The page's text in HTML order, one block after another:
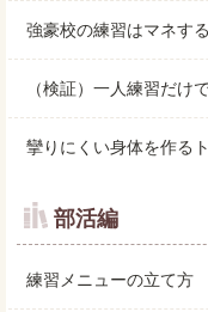
強豪校の練習はマネする
（検証）一人練習だけ
攣りにくい身体を作る
部活編
練習メニューの立て方